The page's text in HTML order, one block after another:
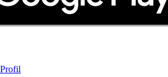
Profil